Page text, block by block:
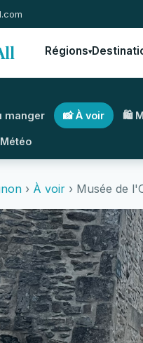
Régions▾
manger 📸 À voir 🛍️
› À voir › Musée de